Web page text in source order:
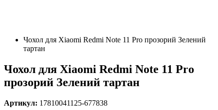
Чохол для Xiaomi Redmi Note 11 Pro прозорий Зелений
тартан
Чохол для Xiaomi Redmi Note 11 Pro
прозорий Зелений тартан
Артикул: 17810041125-677838